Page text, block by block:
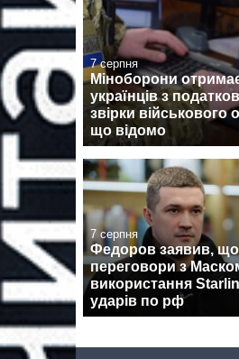
7 серпня
Міноборони
українців з
звірки військового
що відомо
7 серпня
Федоров заявив,
переговори з
використання
ударів по рф